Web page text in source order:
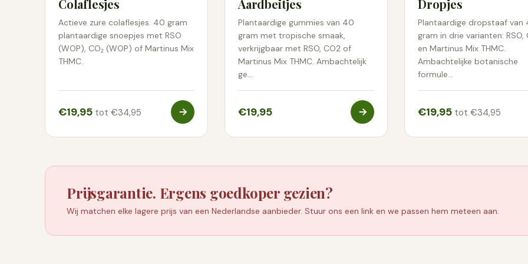
Van elke partij laten we een laboratoriumanalyse maken, met het partijnummer,
stoffenprofiel en de controles op zware metalen, bestrijdingsmiddelen en
partijnummer staat op de verpakking. Geef dat nummer aan ons door, dan
Colaflesjes
Actieve zure colaflesjes. 40 gram
plantaardige snoepjes met RSO
(WOP), CO₂ (WOP) of Martinus Mix
THMC.
€19,95 tot €34,95
Aardbeitjes
Plantaardige gummies van 40
gram met tropische smaak,
verkrijgbaar met RSO, CO2 of
Martinus Mix THMC. Ambachtelijk
ge…
€19,95
Dropjes
Plantaardige dropstaaf van
gram in drie varianten: RSO,
en Martinus Mix THMC.
Ambachtelijke botanische
formule…
€19,95 tot €34,95
Prijsgarantie. Ergens goedkoper gezien?
Wij matchen elke lagere prijs van een Nederlandse aanbieder. Stuur ons een link en we passen hem meteen aan.